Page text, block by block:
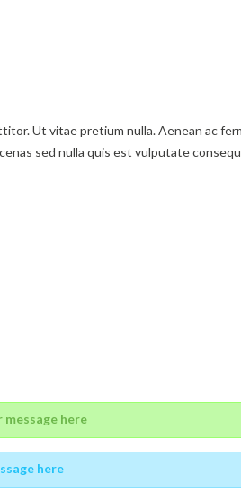
Ut vitae pretium nulla. Aenean ac
sed nulla quis est vulputate
message here
here